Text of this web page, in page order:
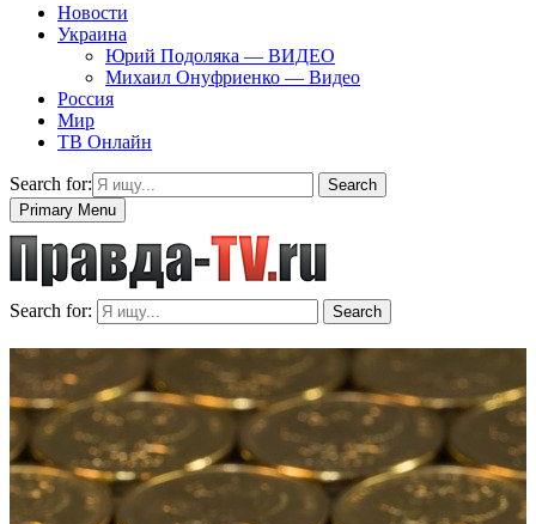
Новости
Украина
Юрий Подоляка — ВИДЕО
Михаил Онуфриенко — Видео
Россия
Мир
ТВ Онлайн
Search for:
Search
Primary Menu
Search for: Search